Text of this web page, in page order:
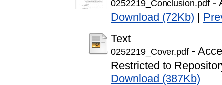
0252219_Conclusion.pdf -
Download (72Kb) |
Text
0252219_Cover.pdf -
Restricted to
Download (387Kb)